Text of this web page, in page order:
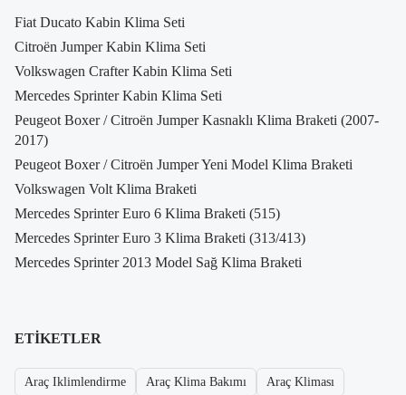
Fiat Ducato Kabin Klima Seti
Citroën Jumper Kabin Klima Seti
Volkswagen Crafter Kabin Klima Seti
Mercedes Sprinter Kabin Klima Seti
Peugeot Boxer / Citroën Jumper Kasnaklı Klima Braketi (2007-
2017)
Peugeot Boxer / Citroën Jumper Yeni Model Klima Braketi
Volkswagen Volt Klima Braketi
Mercedes Sprinter Euro 6 Klima Braketi (515)
Mercedes Sprinter Euro 3 Klima Braketi (313/413)
Mercedes Sprinter 2013 Model Sağ Klima Braketi
ETIKETLER
Araç Iklimlendirme Araç Klima Bakımı Araç Kliması